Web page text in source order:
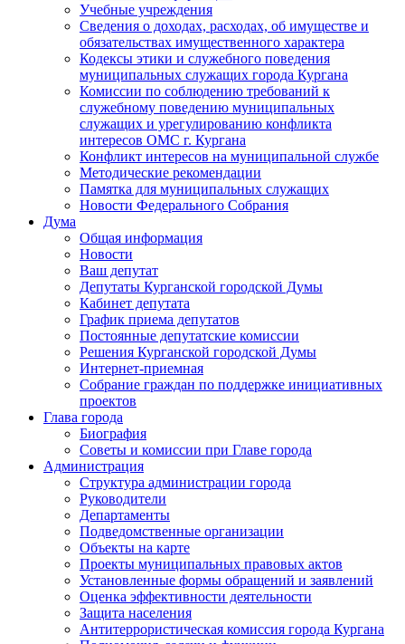
Учебные учреждения
Сведения о доходах, расходах, об имуществе и
обязательствах имущественного характера
Кодексы этики и служебного поведения
муниципальных служащих города Кургана
Комиссии по соблюдению требований к
служебному поведению муниципальных
служащих и урегулированию конфликта
интересов ОМС г. Кургана
Конфликт интересов на муниципальной службе
Методические рекомендации
Памятка для муниципальных служащих
Новости Федерального Cобрания
Дума
Общая информация
Новости
Ваш депутат
Депутаты Курганской городской Думы
Кабинет депутата
График приема депутатов
Постоянные депутатские комиссии
Решения Курганской городской Думы
Интернет-приемная
Собрание граждан по поддержке инициативных
проектов
Глава города
Биография
Советы и комиссии при Главе города
Администрация
Структура администрации города
Руководители
Департаменты
Подведомственные организации
Объекты на карте
Проекты муниципальных правовых актов
Установленные формы обращений и заявлений
Оценка эффективности деятельности
Защита населения
Антитеррористическая комиссия города Кургана